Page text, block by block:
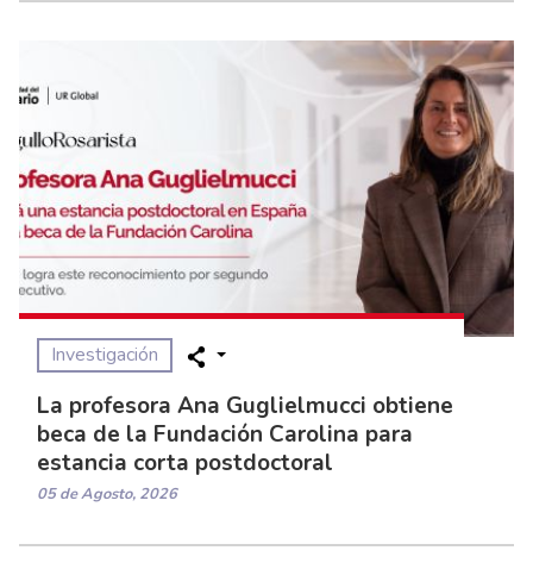
Investigación
La profesora Ana Guglielmucci obtiene
beca de la Fundación Carolina para
estancia corta postdoctoral
05 de Agosto, 2026